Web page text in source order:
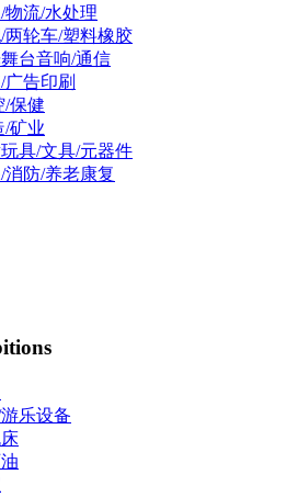
物流/水处理
两轮车/塑料橡胶
台音响/通信
告印刷
/保健
/矿业
具/文具/元器件
防/养老康复
乐设备